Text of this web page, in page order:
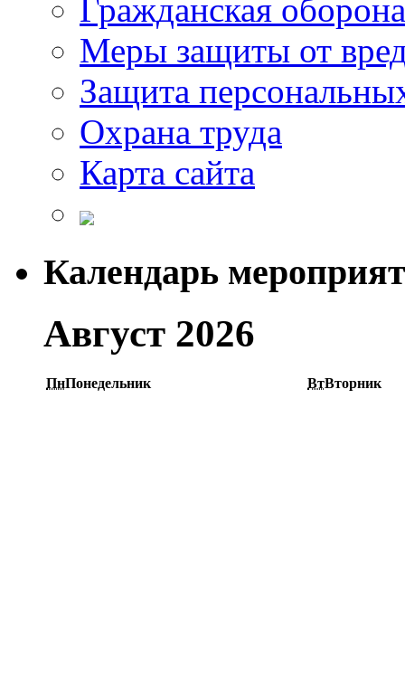
Гражданская оборона
Меры защиты от
Защита
Охрана труда
Карта сайта
Календарь
Август 2026
ПнПонедельник ВтВторник